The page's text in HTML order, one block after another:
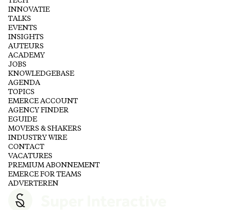
INNOVATIE
TALKS
EVENTS
INSIGHTS
AUTEURS
ACADEMY
JOBS
KNOWLEDGEBASE
AGENDA
TOPICS
EMERCE ACCOUNT
AGENCY FINDER
EGUIDE
MOVERS & SHAKERS
INDUSTRY WIRE
CONTACT
VACATURES
PREMIUM ABONNEMENT
EMERCE FOR TEAMS
ADVERTEREN